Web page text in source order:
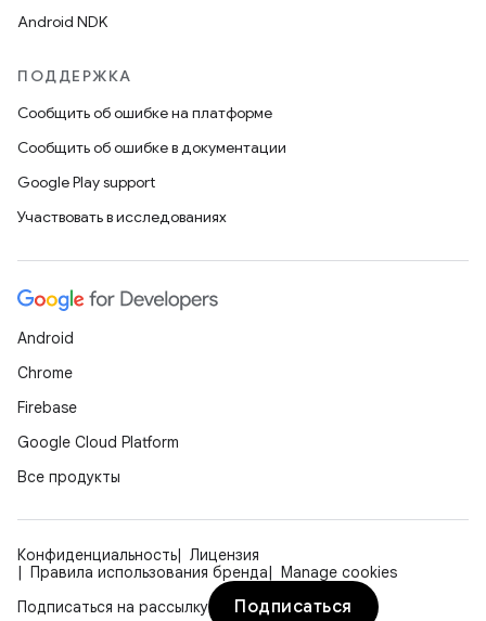
Android NDK
ПОДДЕРЖКА
Сообщить об ошибке на платформе
Сообщить об ошибке в документации
Google Play support
Участвовать в исследованиях
Android
Chrome
Firebase
Google Cloud Platform
Все продукты
Конфиденциальность
Лицензия
Правила использования бренда
Manage cookies
Подписаться на рассылку
Подписаться